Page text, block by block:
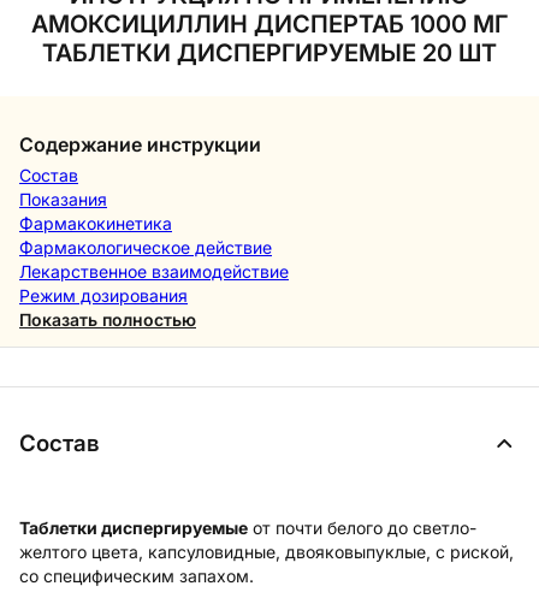
АМОКСИЦИЛЛИН ДИСПЕРТАБ 1000 МГ
ТАБЛЕТКИ ДИСПЕРГИРУЕМЫЕ 20 ШТ
Содержание инструкции
Состав
Показания
Фармакокинетика
Фармакологическое действие
Лекарственное взаимодействие
Режим дозирования
Показать полностью
Состав
Таблетки диспергируемые от почти белого до светло-
желтого цвета, капсуловидные, двояковыпуклые, с риской,
со специфическим запахом.